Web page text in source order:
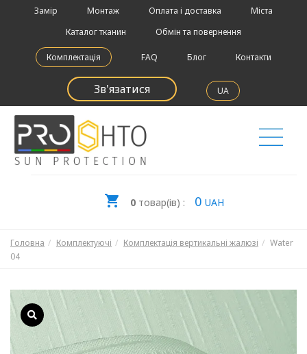
Замір Монтаж Оплата і доставка
Міста
Каталог тканин
Обмін та повернення
Комплектація FAQ Блог Контакти
Зв'язатися UA
0товар(ів) : 0 UAH
Головна Комплектуючі Комплектація вертикальні жалюзі
Water
04